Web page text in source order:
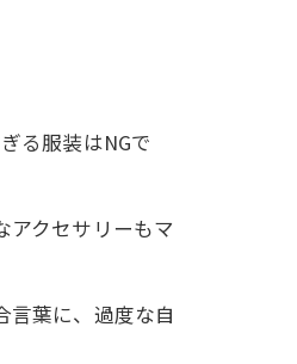
る服装はNGで
クセサリーもマ
葉に、過度な自